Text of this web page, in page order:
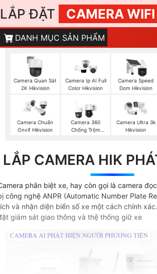
LẮP ĐẶT CAMERA WIFI
DANH MỤC SẢN PHẨM
Camera Quan Sát
2K Hikvision
Camera Ip AI Full
Color Hikvision
Camera Speed
Dom Hikvision
Camera Chuẩn
Onvif Hikvision
Camera 360
Chống Trộm
Camera Ultra 3k
Hikvision
LẮP CAMERA HIK
phân biệt xe, hay còn gọi là camera
công nghệ ANPR (Automatic Number Plate
và nhận diện biển số xe một cách chính
giám sát giao thông và thệ thống giữ xe